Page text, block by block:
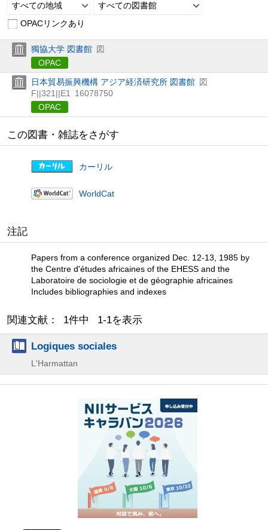
すべての地域
すべての図書館
OPACリンクあり
獨協大学 図書館 図
OPAC
日本貿易振興機構 アジア経済研究所 図書館 図
F||321||E1
16078750
OPAC
この図書・雑誌をさがす
カーリル
WorldCat
注記
Papers from a conference organized Dec. 12-13, 1985 by
the Centre d'études africaines of the EHESS and the
Laboratoire de sociologie et de géographie africaines
Includes bibliographies and indexes
関連文献： 1件中 1-1を表示
Logiques sociales
L'Harmattan